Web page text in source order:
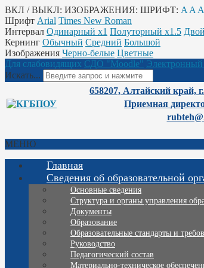
ВКЛ / ВЫКЛ: ИЗОБРАЖЕНИЯ: ШРИФТ: A A A
Шрифт Arial Times New Roman
Интервал Одинарный х1 Полуторный х1.5
Кернинг Обычный Средний Большой
Изображения Черно-белые Цветные
Для слабовидящих СДО "Moodle"
Искать...
658207, Алтайский край,
Приемная
МЕНЮ
Главная
Сведения об образовательной
Основные сведения
Структура и органы управления
Документы
Образование
Образовательные стандарты и
Руководство
Педагогический состав
Материально-техническое